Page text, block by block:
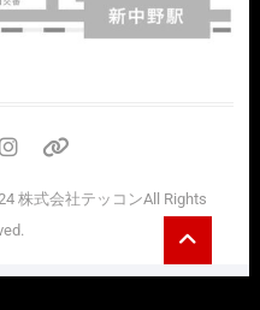
instagram
情
の
株式会社テッコンAll Rights
to